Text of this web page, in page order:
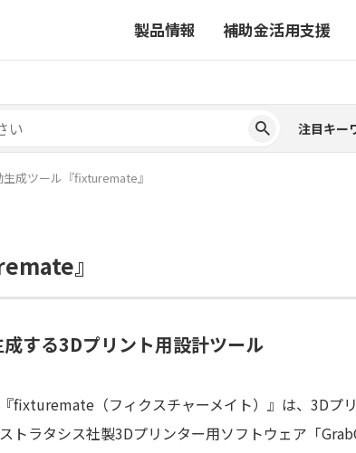
製品情報
から探す 事業から探す
補助金活用支援
象製品一覧 補助金ヘルプデ
コラム 4コマ漫画でわか
注目キー
から探す 事業から探す
象製品一覧 補助金ヘルプデ
コラム 4コマ漫画でわか
注目キー
成ツール『fixturemate』
』
する3Dプリント用設計ツール
『fixturemate（フィクスチャーメイト）』は、3Dプ
ストラタシス社製3Dプリンター用ソフトウェア「